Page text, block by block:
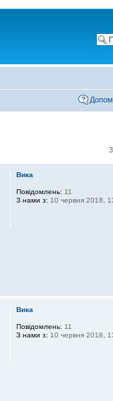
Вика
Повідомлень: 11
З нами з: 10 червня 2018,
Вика
Повідомлень: 11
З нами з: 10 червня 2018,